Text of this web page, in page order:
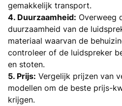
gemakkelijk transport.
4. Duurzaamheid: Overweeg
duurzaamheid van de
materiaal waarvan de
controleer of de luidspreker
en stoten.
5. Prijs: Vergelijk prijzen van
modellen om de beste prijs-
krijgen.